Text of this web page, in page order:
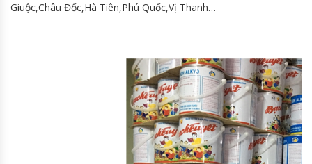
Giuộc,Châu Đốc,Hà Tiên,Phú Quốc,Vị Thanh…